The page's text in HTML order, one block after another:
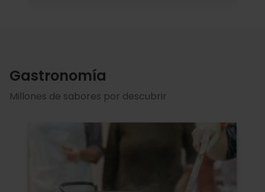
Gastronomía
Millones de sabores por descubrir